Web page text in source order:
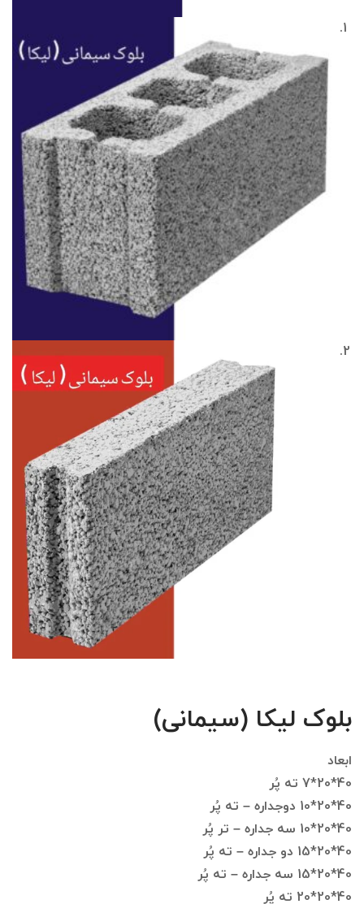
بلوک لیکا (سیمانی)
ابعاد
40*20*7 ته پُر
40*20*10 دوجداره – ته پُر
40*20*10 سه جداره – تر پُر
40*20*15 دو جداره – ته پُر
40*20*15 سه جداره – ته پُر
40*20*20 ته پُر